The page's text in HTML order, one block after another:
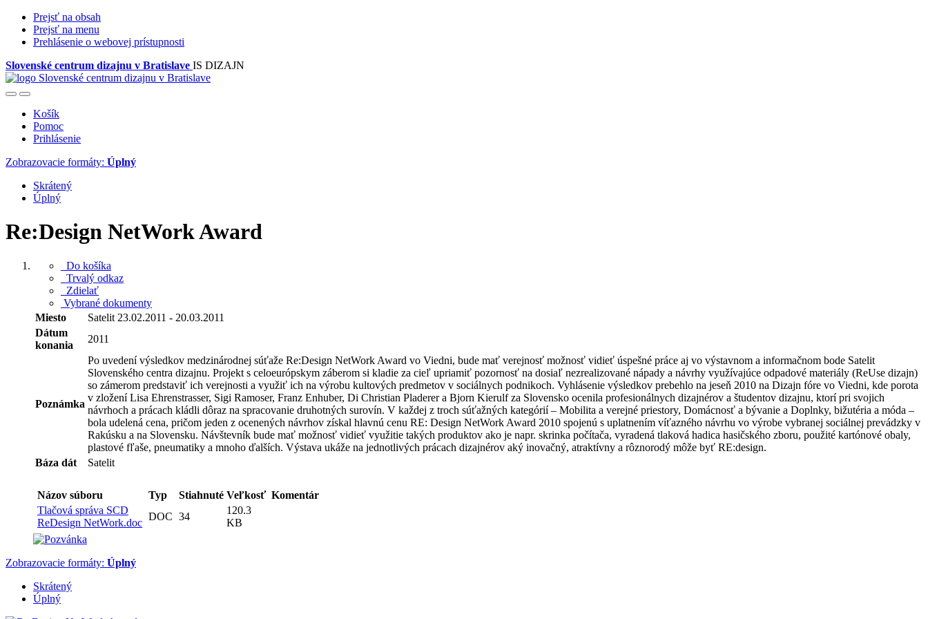
Prejsť na obsah
Prejsť na menu
Prehlásenie o webovej prístupnosti
Slovenské centrum dizajnu v Bratislave IS DIZAJN
Košík
Pomoc
Prihlásenie
Zobrazovacie formáty: Úplný
Skrátený
Úplný
Re:Design NetWork Award
Do košíka
Trvalý odkaz
Zdielať
Vybrané dokumenty
Miesto
Satelit 23.02.2011 - 20.03.2011
Dátum
konania
2011
Poznámka
Po uvedení výsledkov medzinárodnej súťaže Re:Design NetWork Award vo Viedni, bude mať verejnosť možnosť vidieť úspešné práce aj vo výstavnom a informačnom bode Satelit
Slovenského centra dizajnu. Projekt s celoeurópskym záberom si kladie za cieľ upriamiť pozornosť na dosiaľ nezrealizované nápady a návrhy využívajúce odpadové materiály (ReUse dizajn)
so zámerom predstaviť ich verejnosti a využiť ich na výrobu kultových predmetov v sociálnych podnikoch. Vyhlásenie výsledkov prebehlo na jeseň 2010 na Dizajn fóre vo Viedni, kde porota
v zložení Lisa Ehrenstrasser, Sigi Ramoser, Franz Enhuber, Di Christian Pladerer a Bjorn Kierulf za Slovensko ocenila profesionálnych dizajnérov a študentov dizajnu, ktorí pri svojich
návrhoch a prácach kládli dôraz na spracovanie druhotných surovín. V každej z troch súťažných kategórií – Mobilita a verejné priestory, Domácnosť a bývanie a Doplnky, bižutéria a móda –
bola udelená cena, pričom jeden z ocenených návrhov získal hlavnú cenu RE: Design NetWork Award 2010 spojenú s uplatnením víťazného návrhu vo výrobe vybranej sociálnej prevádzky v
Rakúsku a na Slovensku. Návštevník bude mať možnosť vidieť využitie takých produktov ako je napr. skrinka počítača, vyradená tlaková hadica hasičského zboru, použité kartónové obaly,
plastové fľaše, pneumatiky a mnoho ďalších. Výstava ukáže na jednotlivých prácach dizajnérov aký inovačný, atraktívny a rôznorodý môže byť RE:design.
Báza dát
Satelit
Názov súboru Typ Stiahnuté Veľkosť Komentár
Tlačová správa SCD
ReDesign NetWork.doc
DOC 34
120.3
KB
Zobrazovacie formáty: Úplný
Skrátený
Úplný